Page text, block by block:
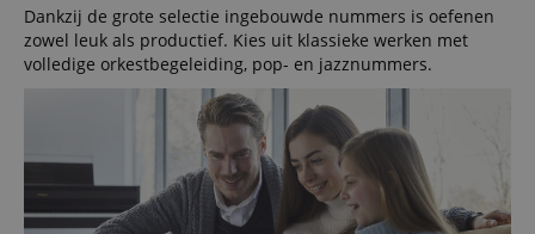
Dankzij de grote selectie ingebouwde nummers is oefenen
zowel leuk als productief. Kies uit klassieke werken met
volledige orkestbegeleiding, pop- en jazznummers.